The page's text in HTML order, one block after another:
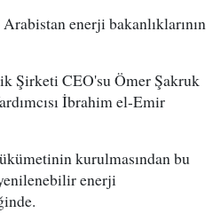
enerji bakanlıklarının
Şirketi CEO'su Ömer Şakruk
İbrahim el-Emir
kurulmasından bu
enerji